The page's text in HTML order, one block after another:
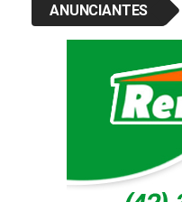
ANUNCIANTES